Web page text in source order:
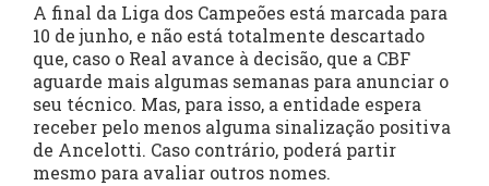
A final da Liga dos Campeões está marcada para
10 de junho, e não está totalmente descartado
que, caso o Real avance à decisão, que a CBF
aguarde mais algumas semanas para anunciar o
seu técnico. Mas, para isso, a entidade espera
receber pelo menos alguma sinalização positiva
de Ancelotti. Caso contrário, poderá partir
mesmo para avaliar outros nomes.